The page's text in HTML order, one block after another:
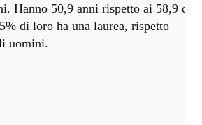
Hanno 50,9 anni rispetto ai 58,9
di loro ha una laurea, rispetto
uomini.